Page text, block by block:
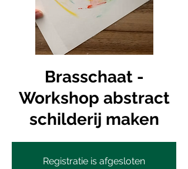
Brasschaat -
Workshop abstract
schilderij maken
Registratie is afgesloten